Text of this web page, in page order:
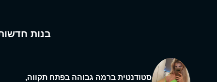
בנות
סטודנטית ברמה גבוהה בפתח תקווה,